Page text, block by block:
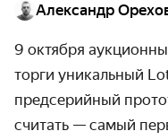
Александр
9 октября
торги уникальный
предсерийный
считать — самый